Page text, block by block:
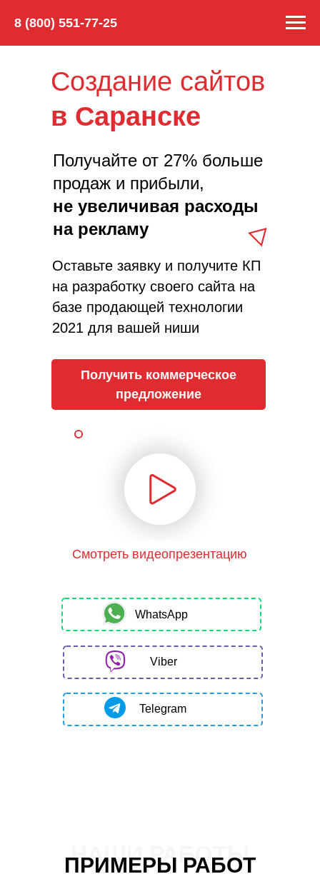
8 (800) 551-77-25
Смотреть видеопрезентацию
Создание сайтов
в Саранске
Получайте от 27% больше
продаж и прибыли,
не увеличивая расходы
на рекламу
Оставьте заявку и получите КП
на разработку своего сайта на
базе продающей технологии
2021 для вашей ниши
Получить коммерческое
предложение
Telegram
WhatsApp
Viber
НАШИ РАБОТЫ
ПРИМЕРЫ РАБОТ